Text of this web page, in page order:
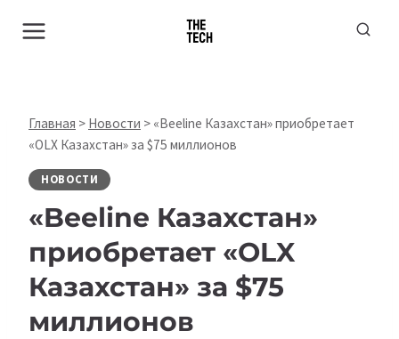
Главная > Новости > «Beeline Казахстан» приобретает
«OLX Казахстан» за $75 миллионов
НОВОСТИ
«Beeline Казахстан»
приобретает «OLX
Казахстан» за $75
миллионов